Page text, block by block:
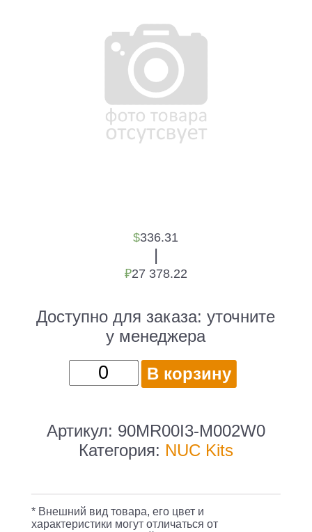
$336.31
|
₽27 378.22
Доступно для заказа:уточните
у менеджера
Количество
товара
Asus
AS
3B
PN41-
В корзину
Артикул: 90MR00I3-M002W0
Категория: NUC Kits
* Внешний вид товара, его цвет и
характеристики могут отличаться от